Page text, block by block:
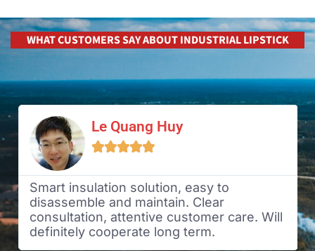
WHAT CUSTOMERS SAY ABOUT INDUSTRIAL LIPSTICK
Le Quang Huy

Smart insulation solution, easy to
disassemble and maintain. Clear
consultation, attentive customer care. Will
definitely cooperate long term.